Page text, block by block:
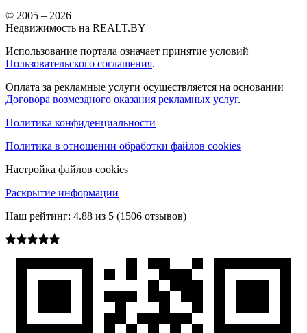
© 2005 – 2026
Недвижимость на REALT.BY
Использование портала означает принятие условий
Пользовательского соглашения.
Оплата за рекламные услуги осуществляется на основании
Договора возмездного оказания рекламных услуг.
Политика конфиденциальности
Политика в отношении обработки файлов cookies
Настройка файлов cookies
Раскрытие информации
Наш рейтинг: 4.88 из 5 (1506 отзывов)